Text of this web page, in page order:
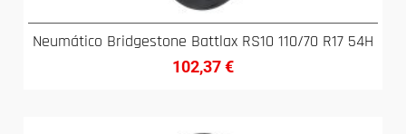
Neumático Bridgestone Battlax RS10 110/70 R17 54H
102,37€